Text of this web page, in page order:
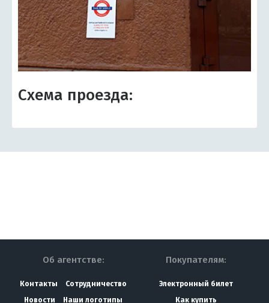
Схема проезда:
Об агентстве:
Контакты
Сотрудничество
Новости
Наши логотипы
Покупателям:
Электронный билет
Как купить